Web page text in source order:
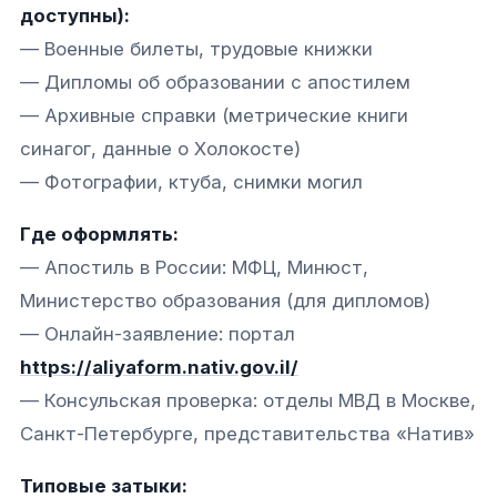
доступны):
— Военные билеты, трудовые книжки
— Дипломы об образовании с апостилем
— Архивные справки (метрические книги
синагог, данные о Холокосте)
— Фотографии, ктуба, снимки могил
Где оформлять:
— Апостиль в России: МФЦ, Минюст,
Министерство образования (для дипломов)
— Онлайн-заявление: портал
https://aliyaform.nativ.gov.il/
— Консульская проверка: отделы МВД в Москве,
Санкт-Петербурге, представительства «Натив»
Типовые затыки: